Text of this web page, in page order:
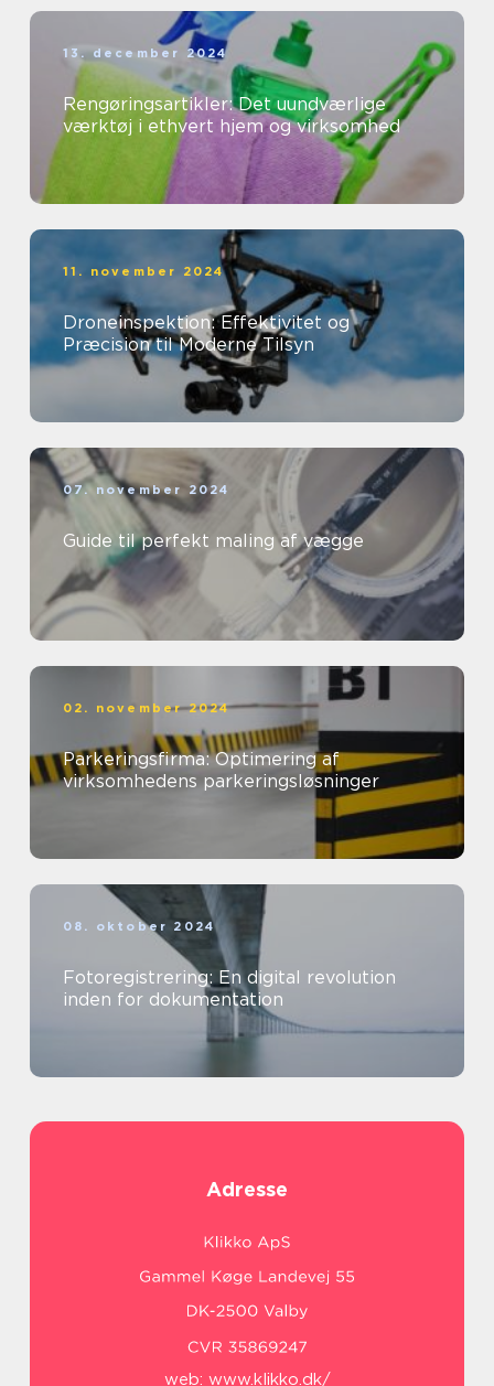
13. december 2024
Rengøringsartikler: Det uundværlige
værktøj i ethvert hjem og virksomhed
11. november 2024
Droneinspektion: Effektivitet og
Præcision til Moderne Tilsyn
07. november 2024
Guide til perfekt maling af vægge
02. november 2024
Parkeringsfirma: Optimering af
virksomhedens parkeringsløsninger
08. oktober 2024
Fotoregistrering: En digital revolution
inden for dokumentation
Adresse
web: www.klikko.dk/